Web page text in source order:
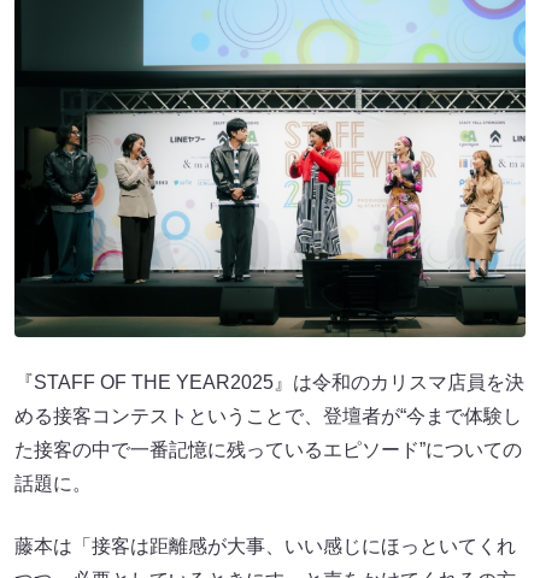
『STAFF OF THE YEAR2025』は令和のカリスマ店員を決
める接客コンテストということで、登壇者が“今まで体験し
た接客の中で一番記憶に残っているエピソード”についての
話題に。
藤本は「接客は距離感が大事、いい感じにほっといてくれ